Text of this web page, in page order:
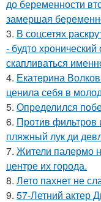
до беременности
замершая
3. В соцсетях
- будто
скапливаться
4. Екатерина
ценила себя в
5. Определился
6. Против фильтров
пляжный лук ди
7. Жители палермо
центре их города.
8. Лето пахнет не
9. 57-Летний актер